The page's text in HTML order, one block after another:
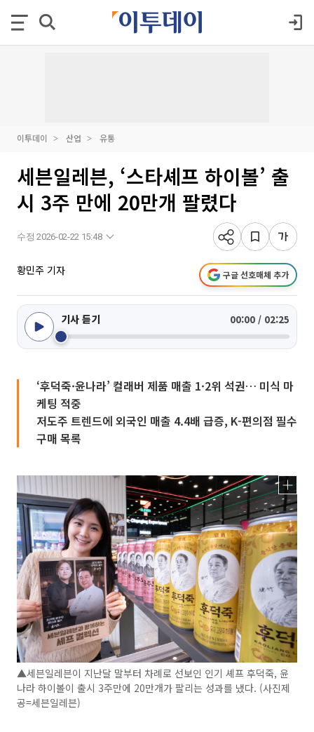
이투데이 산업 유통
세븐일레븐, ‘스타셰프 하이볼’ 출
시 3주 만에 20만개 팔렸다
수정 2026-02-22 15:48
황민주 기자 구글 선호매체 추가
기사 듣기 00:00 / 02:25
‘후덕죽·윤나라’ 컬래버 제품 매출 1·2위 석권… 미식 마
케팅 적중
저도주 트렌드에 외국인 매출 4.4배 급증, K-편의점 필수
구매 목록
▲세븐일레븐이 지난달 말부터 차례로 선보인 인기 셰프 후덕죽, 윤
나라 하이볼이 출시 3주만에 20만개가 팔리는 성과를 냈다. (사진제
공=세븐일레븐)